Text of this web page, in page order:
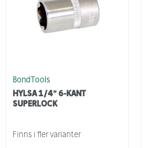
BondTools
HYLSA 1/4" 6-KANT
SUPERLOCK
Finns i fler varianter